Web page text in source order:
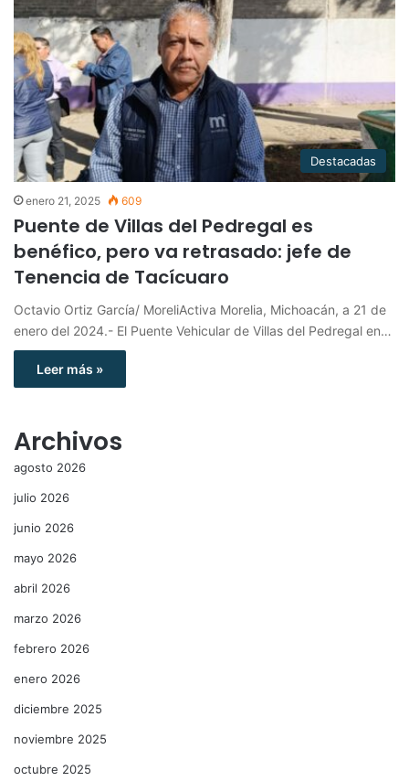
Destacadas
enero 21, 2025 609
Puente de Villas del Pedregal es
benéfico, pero va retrasado: jefe de
Tenencia de Tacícuaro
Octavio Ortiz García/ MoreliActiva Morelia, Michoacán, a 21 de
enero del 2024.- El Puente Vehicular de Villas del Pedregal en…
Leer más »
Archivos
agosto 2026
julio 2026
junio 2026
mayo 2026
abril 2026
marzo 2026
febrero 2026
enero 2026
diciembre 2025
noviembre 2025
octubre 2025